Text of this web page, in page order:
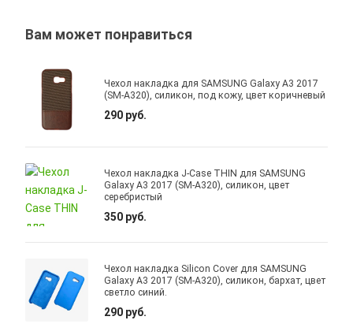
Вам может понравиться
Чехол накладка для SAMSUNG Galaxy A3 2017
(SM-A320), силикон, под кожу, цвет коричневый
290 руб.
Чехол накладка J-Case THIN для SAMSUNG
Galaxy A3 2017 (SM-A320), силикон, цвет
серебристый
350 руб.
Чехол накладка Silicon Cover для SAMSUNG
Galaxy A3 2017 (SM-A320), силикон, бархат, цвет
светло синий.
290 руб.